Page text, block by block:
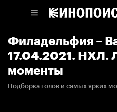
Филадельфия –
17.04.2021. НХЛ.
моменты
Подборка голов и самых ярких